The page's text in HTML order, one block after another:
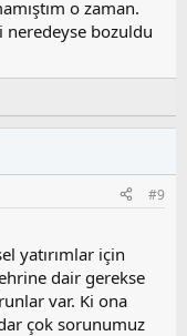
o zaman.
neredeyse bozuldu
#9
yatırımlar için
dair gerekse
var. Ki ona
çok sorunumuz